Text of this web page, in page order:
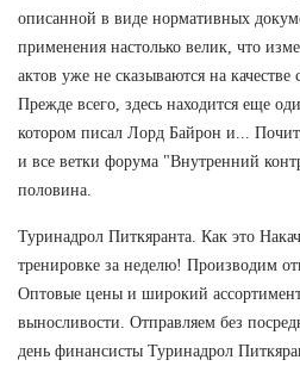
описанной в виде нормативных
применения настолько велик, что
актов уже не сказываются на качестве
Прежде всего, здесь находится еще
котором писал Лорд Байрон и...
и все ветки форума "Внутренний
половина.
Туринадрол Питкяранта. Как это
тренировке за неделю! Производим
Оптовые цены и широкий
выносливости. Отправляем без
день финансисты Туринадрол